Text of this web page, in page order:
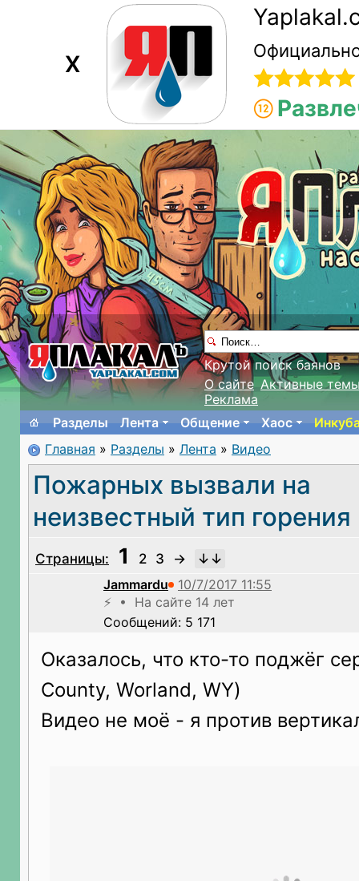
X
Крутой поиск баянов
О сайте Активные
Реклама
Разделы
Лента Общение Хаос
Главная » Разделы » Лента » Видео
Пожарных вызвали на
неизвестный тип горения
Страницы: 1 2 3
→
Jammardu
⚡ • На сайте 14 лет
Сообщений: 5 171
Оказалось, что кто-то поджёг
County, Worland, WY)
Видео не моё - я против